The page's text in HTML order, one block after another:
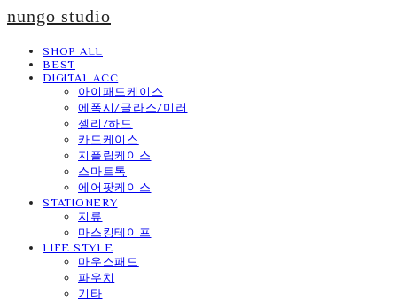
nungo studio
SHOP ALL
BEST
DIGITAL ACC
아이패드케이스
에폭시/글라스/미러
젤리/하드
카드케이스
지플립케이스
스마트톡
에어팟케이스
STATIONERY
지류
마스킹테이프
LIFE STYLE
마우스패드
파우치
기타